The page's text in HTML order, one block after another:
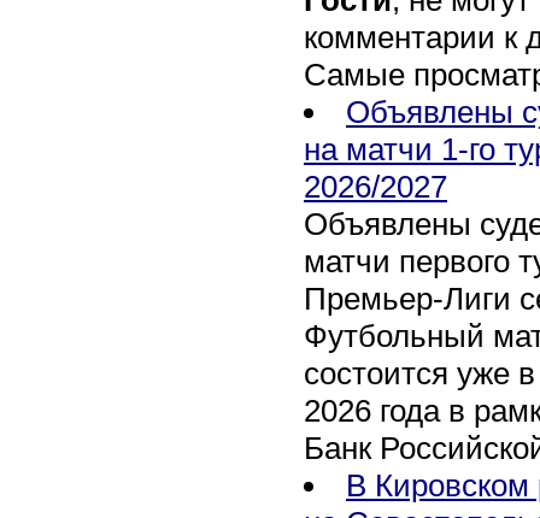
комментарии к
Самые
Объявлены
на матчи 1-го
2026/2027
Объявлены
матчи первого
Премьер-Лиги
Футбольный
состоится уже
2026 года в
Банк
В Кировском